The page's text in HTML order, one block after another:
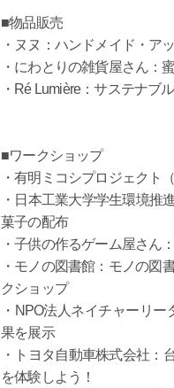
■物品販売
・ヌヌ：ハンドメイド・ア
・にわとりの雑貨屋さん：
・Ré Lumière：サステナブ
■ワークショップ
・有明ミコシプロジェクト
・日本工業大学学生環境推
菓子の配布
・子供の作るゲーム屋さん
・モノの図書館：モノの図
クショップ
・NPO法人ネイチャーリ
果を展示
・トヨタ自動車株式会社：
を体験しよう！